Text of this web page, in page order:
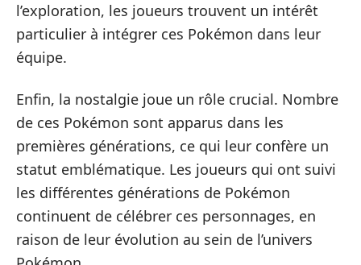
l’exploration, les joueurs trouvent un intérêt
particulier à intégrer ces Pokémon dans leur
équipe.
Enfin, la nostalgie joue un rôle crucial. Nombre
de ces Pokémon sont apparus dans les
premières générations, ce qui leur confère un
statut emblématique. Les joueurs qui ont suivi
les différentes générations de Pokémon
continuent de célébrer ces personnages, en
raison de leur évolution au sein de l’univers